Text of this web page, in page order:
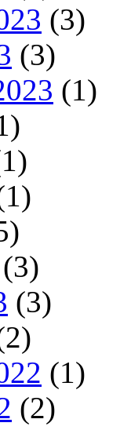
(3)
(3)
(1)
(3)
(3)
(1)
(2)